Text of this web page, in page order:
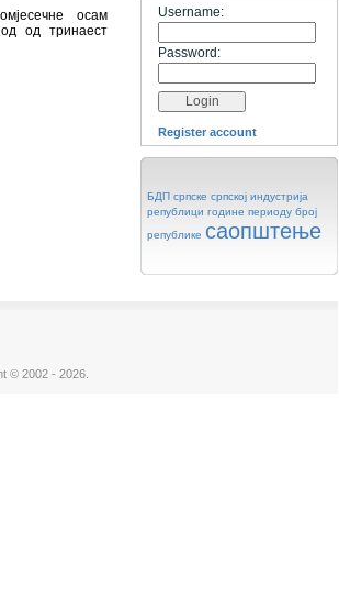
осам
од тринаест
Username:
Password:
Register account
БДП српске српској индустрија
републици године периоду број
републике саопштење
© 2002 - 2026.